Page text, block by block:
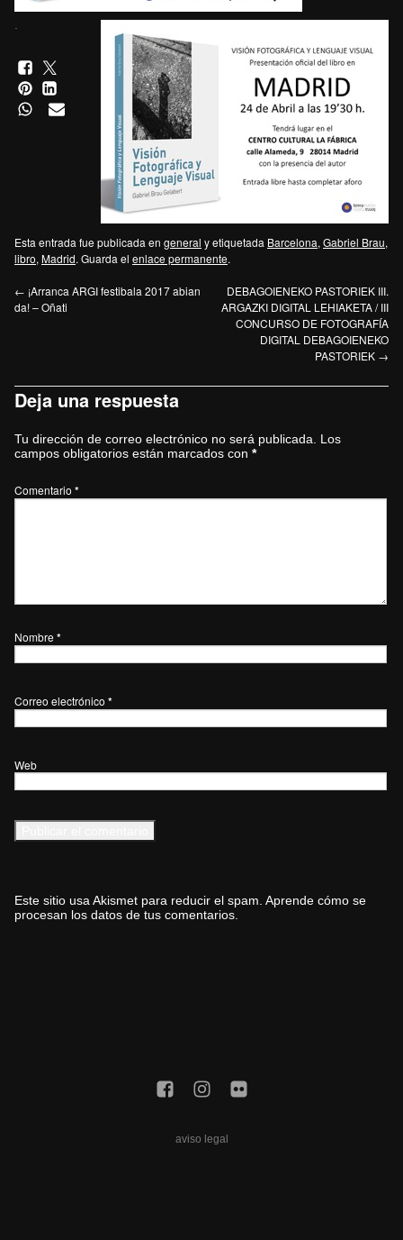
Esta entrada fue publicada en general y etiquetada Barcelona, Gabriel Brau,
libro, Madrid. Guarda el enlace permanente.
← ¡Arranca ARGI festibala 2017 abian
da! – Oñati
DEBAGOIENEKO PASTORIEK III.
ARGAZKI DIGITAL LEHIAKETA / III
CONCURSO DE FOTOGRAFÍA
DIGITAL DEBAGOIENEKO
PASTORIEK →
Deja una respuesta
Tu dirección de correo electrónico no será publicada.
Los
campos obligatorios están marcados con *
Comentario *
Nombre *
Correo electrónico *
Web
Este sitio usa Akismet para reducir el spam. Aprende cómo se
procesan los datos de tus comentarios.
aviso legal